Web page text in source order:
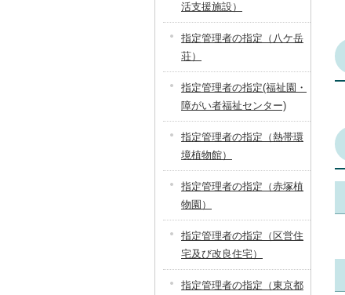
活支援施設）
指定管理者の指定（八ケ岳
荘）
指定管理者の指定(福祉園・
障がい者福祉センター)
指定管理者の指定（熱帯環
境植物館）
指定管理者の指定（赤塚植
物園）
指定管理者の指定（区営住
宅及び改良住宅）
指定管理者の指定（東京都